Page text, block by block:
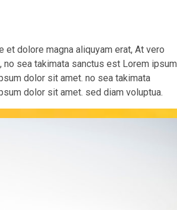
dolore magna aliquyam erat, At vero
sea takimata sanctus est Lorem ipsum
dolor sit amet. no sea takimata
dolor sit amet. sed diam voluptua.